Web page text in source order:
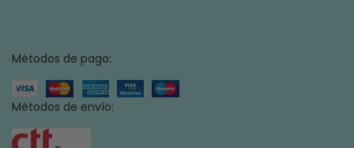
Métodos de pago:
Métodos de envío: